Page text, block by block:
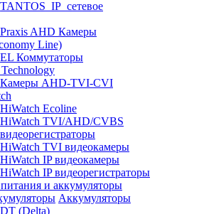
TANTOS_IP_сетевое
Praxis AHD Камеры
Line)
EL Коммутаторы
Technology
Камеры AHD-TVI-CVI
HiWatch Ecoline
HiWatch TVI/AHD/CVBS
видеорегистраторы
HiWatch TVI видеокамеры
HiWatch IP видеокамеры
HiWatch IP видеорегистраторы
и аккумуляторы
Аккумуляторы
DT (Delta)